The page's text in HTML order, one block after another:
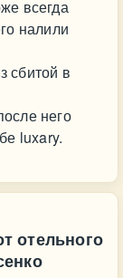
всегда
налили
сбитой в
него
luxary.
отельного